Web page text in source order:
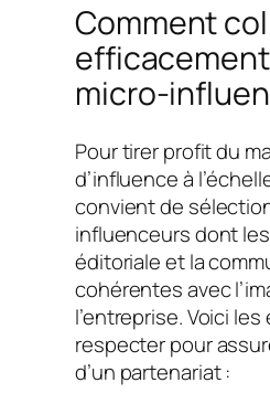
Comment
micro-
Pour tirer profit du
d’influence à
convient de
influenceurs dont
éditoriale et la
cohérentes avec
l’entreprise. Voici
respecter pour
d’un partenariat :